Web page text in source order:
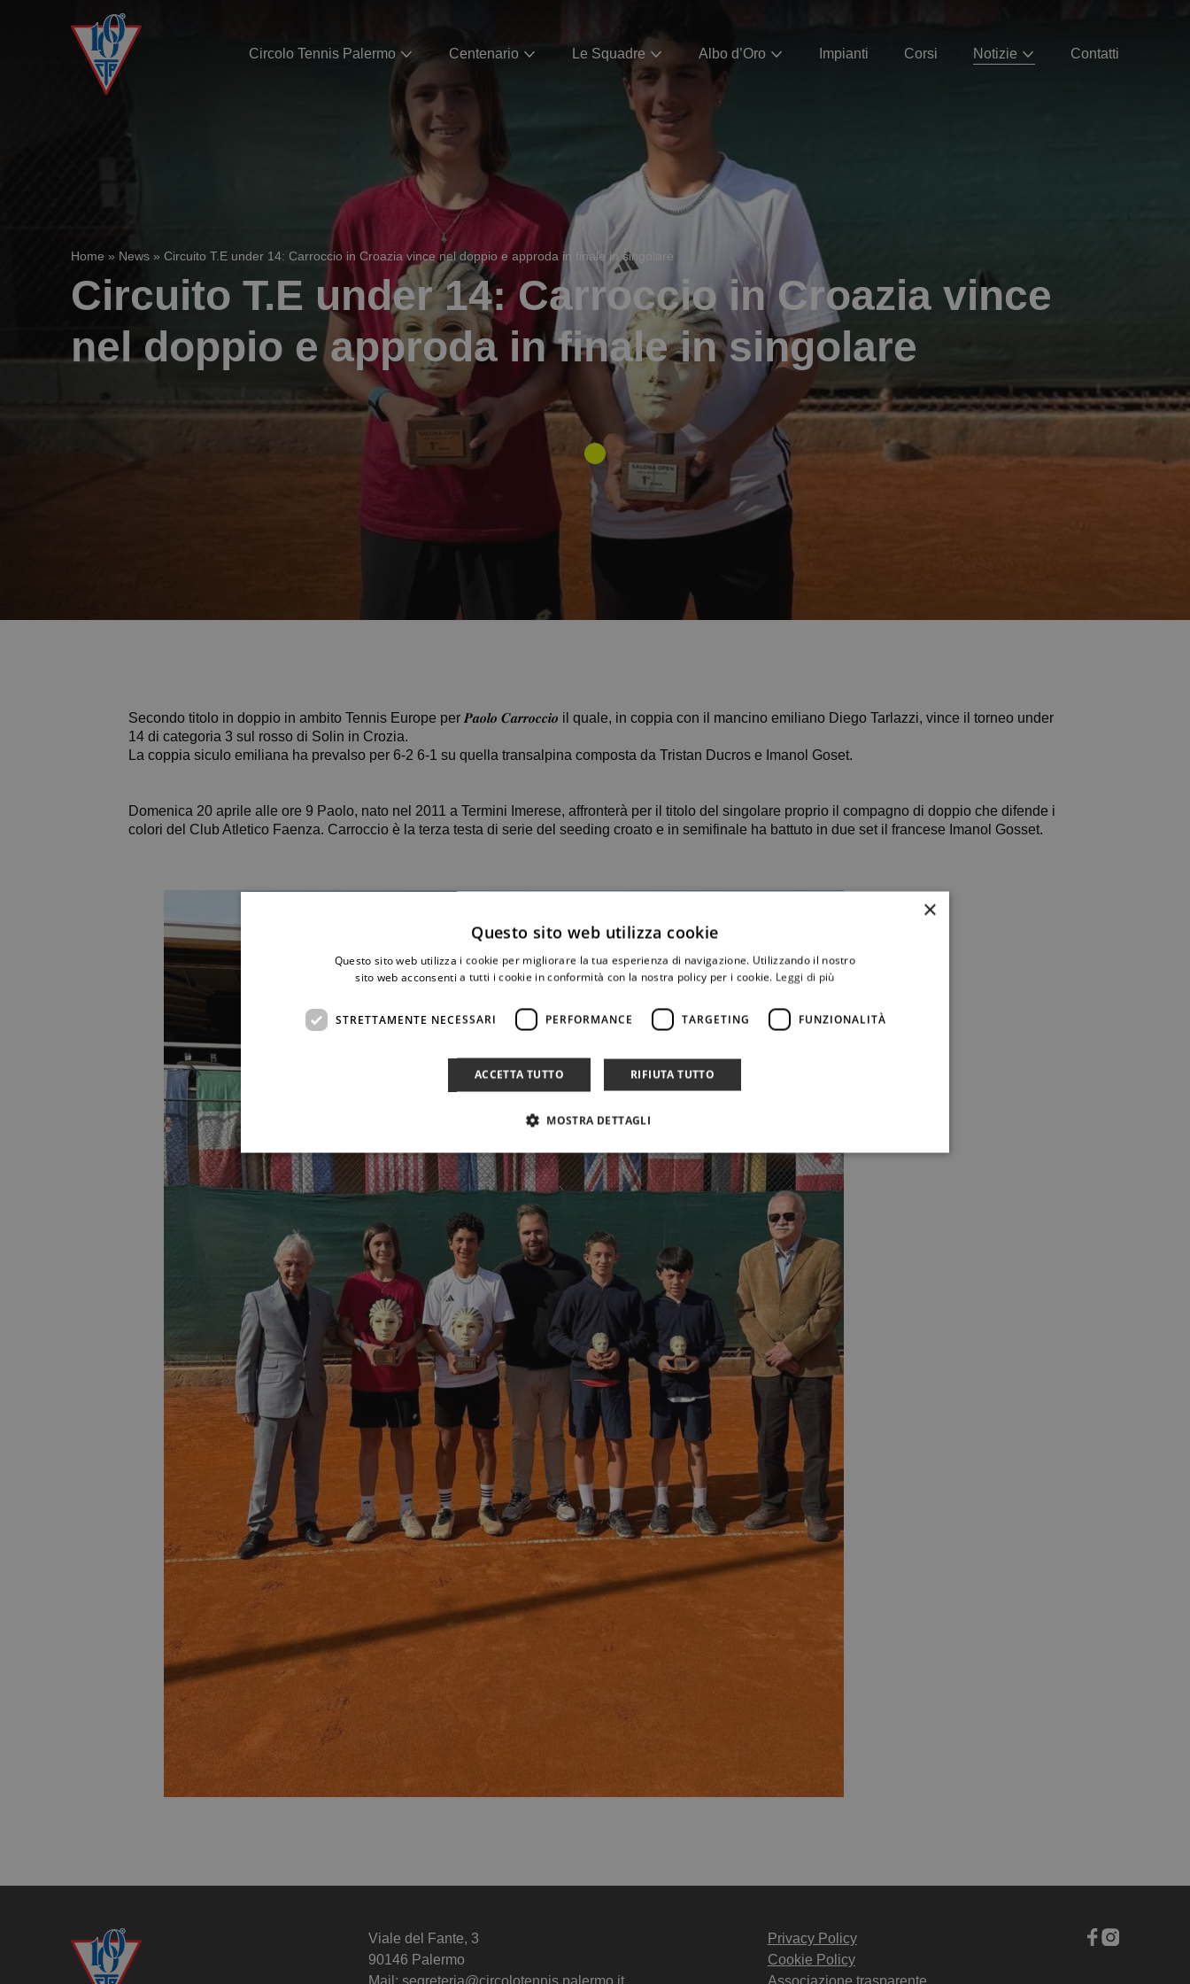
Circolo Tennis Palermo Centenario Le Squadre Albo d’Oro Impianti Corsi Notizie Contatti
Home » News » Circuito T.E under 14: Carroccio in Croazia vince nel doppio e approda in finale in singolare
Circuito T.E under 14: Carroccio in Croazia vince
nel doppio e approda in finale in singolare
Secondo titolo in doppio in ambito Tennis Europe per 𝑷𝒂𝒐𝒍𝒐 𝑪𝒂𝒓𝒓𝒐𝒄𝒄𝒊𝒐 il quale, in coppia con il mancino emiliano Diego Tarlazzi, vince il torneo under
14 di categoria 3 sul rosso di Solin in Crozia.
La coppia siculo emiliana ha prevalso per 6-2 6-1 su quella transalpina composta da Tristan Ducros e Imanol Goset.
Domenica 20 aprile alle ore 9 Paolo, nato nel 2011 a Termini Imerese, affronterà per il titolo del singolare proprio il compagno di doppio che difende i
colori del Club Atletico Faenza. Carroccio è la terza testa di serie del seeding croato e in semifinale ha battuto in due set il francese Imanol Gosset.
Viale del Fante, 3
90146 Palermo
Mail: segreteria@circolotennis.palermo.it
Privacy Policy
Cookie Policy
Associazione trasparente
×
Questo sito web utilizza cookie
Questo sito web utilizza i cookie per migliorare la tua esperienza di navigazione. Utilizzando il nostro
sito web acconsenti a tutti i cookie in conformità con la nostra policy per i cookie. Leggi di più
STRETTAMENTE NECESSARI PERFORMANCE TARGETING FUNZIONALITÀ
ACCETTA TUTTO RIFIUTA TUTTO
MOSTRA DETTAGLI